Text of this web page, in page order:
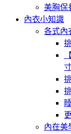
美胸保
內衣小知識
各式內
內在美